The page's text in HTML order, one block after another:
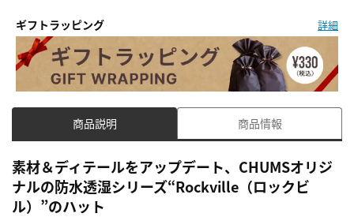
ギフトラッピング 詳細
商品説明 商品情報
素材＆ディテールをアップデート、CHUMSオリジ
ナルの防水透湿シリーズ“Rockville（ロックビ
ル）”のハット